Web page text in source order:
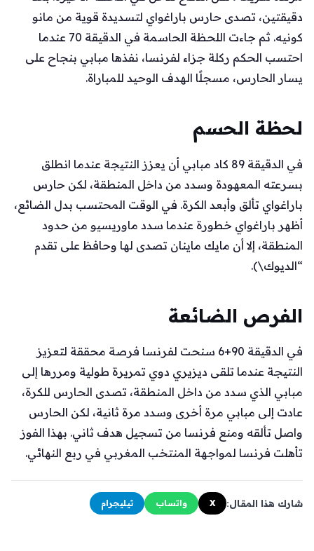
دقيقتين، تصدى حارس باراغواي لتسديدة قوية من مانو
كونيه. ثم جاءت اللحظة الحاسمة في الدقيقة 70 عندما
احتسب الحكم ركلة جزاء لفرنسا، نفذها مبابي بنجاح على
يسار الحارس، مسجلًا الهدف الوحيد للمباراة.
لحظة الحسم
في الدقيقة 89 كاد مبابي أن يعزز النتيجة عندما انطلق
بسرعته المعهودة وسدد من داخل المنطقة، لكن حارس
باراغواي تألق وأبعد الكرة. في الوقت المحتسب بدل الضائع،
أظهر باراغواي خطورة عندما سدد ماوريسيو من حدود
المنطقة، إلا أن مايك ماينان تصدى لها وحافظ على تقدم
“الديوك\).
الفرص الضائعة
في الدقيقة 90+6 سنحت لفرنسا فرصة محققة لتعزيز
النتيجة عندما تلقى ديزيري دوي تمريرة طولية ومررها إلى
مبابي الذي سدد من داخل المنطقة، تصدى الحارس للكرة،
عادت إلى مبابي مرة أخرى وسدد مرة ثانية، لكن الحارس
واصل تألقه ومنع فرنسا من تسجيل هدف ثاني. بهذا الفوز
تأهلت فرنسا لمواجهة المنتخب المغربي في ربع النهائي.
شارك هذا المقال: X واتساب تيليجرام